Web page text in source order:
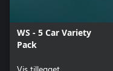
WS - 5 Car Variety
Pack
Vis tillegget